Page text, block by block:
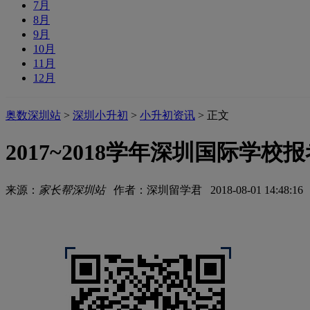
7月
8月
9月
10月
11月
12月
奥数深圳站 > 深圳小升初 > 小升初资讯 > 正文
2017~2018学年深圳国际学校
来源： 家长帮深圳站作者：深圳留学君 2018-08-01 14:48:16